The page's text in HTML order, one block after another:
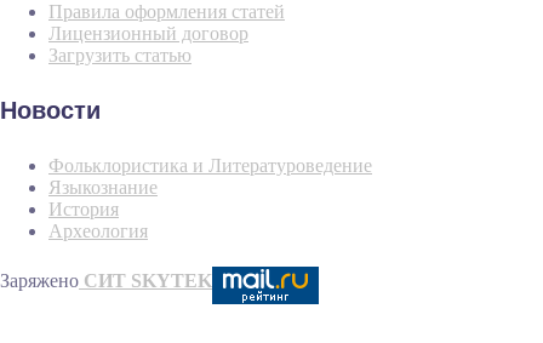
Правила оформления статей
Лицензионный договор
Загрузить статью
Новости
Фольклористика и Литературоведение
Языкознание
История
Археология
Заряжено СИТ SKYTEK